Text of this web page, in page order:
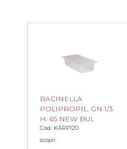
BACINELLA
POLIPROPIL. GN 1/3
H. 65 NEW BUL
Cod.: KARP120
scopri